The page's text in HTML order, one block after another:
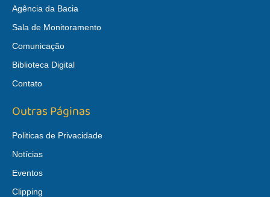
Agência da Bacia
Sala de Monitoramento
Comunicação
Biblioteca Digital
Contato
Outras Páginas
Politicas de Privacidade
Notícias
Eventos
Clipping